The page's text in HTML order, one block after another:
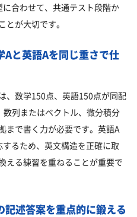
合わせて、共通テスト段階か
とが大切です。
と英語Aを同じ重さで仕
、数学150点、英語150点が同配
列またはベクトル、微分積分
まで書く力が必要です。英語A
るため、英文構造を正確に取
える練習を重ねることが重要で
述答案を重点的に鍛える